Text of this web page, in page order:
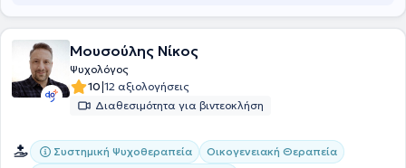
Μουσούλης Νίκος
Ψυχολόγος
10|12 αξιολογήσεις
Διαθεσιμότητα για βιντεοκλήση
Συστημική Ψυχοθεραπεία
Οικογενειακή Θεραπεία